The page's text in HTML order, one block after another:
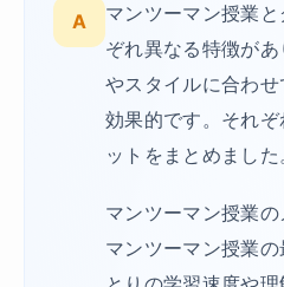
A
マンツーマン授業
ぞれ異なる特徴が
やスタイルに合わ
効果的です。それ
ットをまとめました
マンツーマン授業
マンツーマン授業